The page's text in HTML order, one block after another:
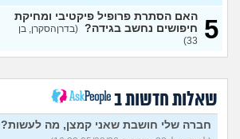
איך להתגבר על רצון לקשר
לפני הזמן?
(אנונימית, בת 21)
הבילויים, זה מוריד לכם?
(לחם ושעשועים, בן 36)
כשרבתי עם בת הזוג שלי,
דחפתי אותה מתוך כעס. איך
5 האם הסתרת פרופיל פיקטיבי ומחיקת
חיפושים נחשב בגידה? (בדרןהסקרן, בן
33)
שאלות חדשות ב
חברה שלי חושבת שאני קמצן, מה לעשות?